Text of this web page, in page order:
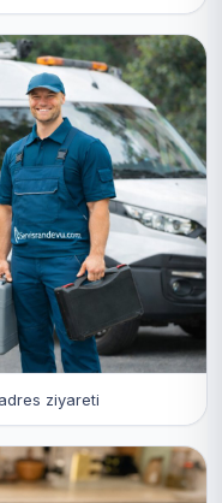
ziyareti